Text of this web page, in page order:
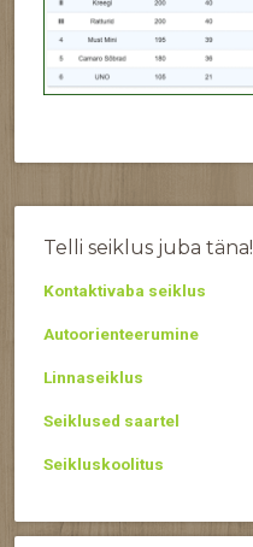
Telli seiklus juba täna!
Kontaktivaba seiklus
Autoorienteerumine
Linnaseiklus
Seiklused saartel
Seikluskoolitus